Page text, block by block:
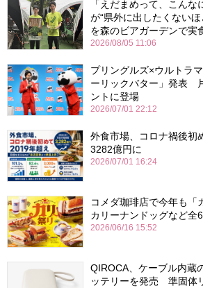
「えだまめって、こん
が“県外に出したくない
を森のビアガーデンで実
2026/08/05 11:06
プリングルズ×ウルトラ
ーリックバター」発表
ントに登場
2026/07/01 22:12
外食市場、コロナ禍後
3282億円に
2026/07/01 16:24
コメダ珈琲店で今年も
カリーナンドッグなど全
2026/06/16 15:52
QIROCA、ケーブル内蔵
ッテリーを発売 準固体